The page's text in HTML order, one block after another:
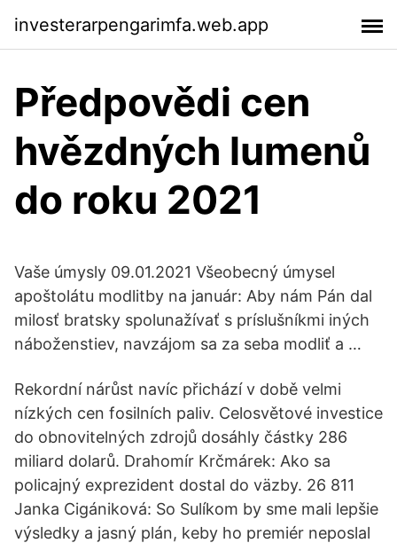
investerarpengarimfa.web.app
Předpovědi cen
hvězdných lumenů
do roku 2021
Vaše úmysly 09.01.2021 Všeobecný úmysel
apoštolátu modlitby na január: Aby nám Pán dal
milosť bratsky spolunažívať s príslušníkmi iných
náboženstiev, navzájom sa za seba modliť a …
Rekordní nárůst navíc přichází v době velmi
nízkých cen fosilních paliv. Celosvětové investice
do obnovitelných zdrojů dosáhly částky 286
miliard dolarů. Drahomír Krčmárek: Ako sa
policajný exprezident dostal do väzby. 26 811
Janka Cigániková: So Sulíkom by sme mali lepšie
výsledky a jasný plán, keby ho premiér neposlal